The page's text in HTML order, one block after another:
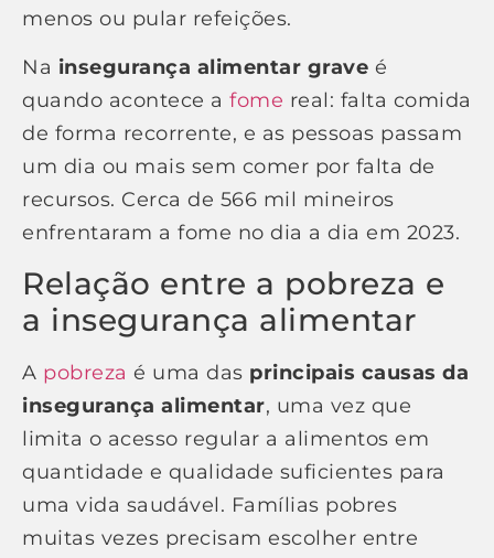
menos ou pular refeições.
Na insegurança alimentar grave é
quando acontece a fome real: falta comida
de forma recorrente, e as pessoas passam
um dia ou mais sem comer por falta de
recursos. Cerca de 566 mil mineiros
enfrentaram a fome no dia a dia em 2023.
Relação entre a pobreza e
a insegurança alimentar
A pobreza é uma das principais causas da
insegurança alimentar, uma vez que
limita o acesso regular a alimentos em
quantidade e qualidade suficientes para
uma vida saudável. Famílias pobres
muitas vezes precisam escolher entre